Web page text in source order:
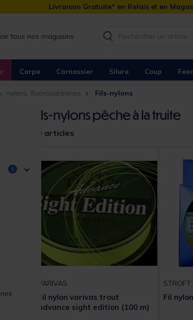
Livraison Gratuite* en Relais et en
tous nos magasins
Carpe Carnassier Silure Coup
nylons, fluorocarbones Fils-nylons
1
Fils-nylons pêche à la truite
20 articles
VARIVAS
Fil nylon varivas trout
advance sight edition (100 m)
STROFT
Fil